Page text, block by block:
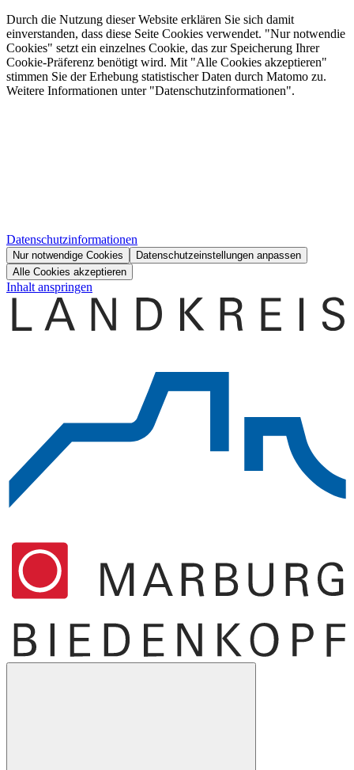
Durch die Nutzung dieser Website erklären Sie sich damit
einverstanden, dass diese Seite Cookies verwendet. "Nur notwendie
Cookies" setzt ein einzelnes Cookie, das zur Speicherung Ihrer
Cookie-Präferenz benötigt wird. Mit "Alle Cookies akzeptieren"
stimmen Sie der Erhebung statistischer Daten durch Matomo zu.
Weitere Informationen unter "Datenschutzinformationen".
Datenschutzinformationen
Nur notwendige Cookies
Datenschutzeinstellungen anpassen
Alle Cookies akzeptieren
Inhalt anspringen